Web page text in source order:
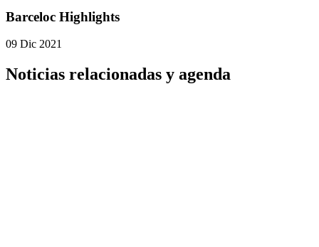
Barceloc Highlights
09 Dic 2021
Noticias relacionadas y agenda